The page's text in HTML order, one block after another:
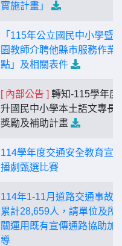
實施計畫」
「115年公立國民中小學暨
園教師介聘他縣市服務作業
點」及相關表件
[ 內部公告 ] 轉知-115學年度
升國民中小學本土語文專長
獎勵及補助計畫
114學年度交通安全教育宣
播劇甄選比賽
114年1-11月道路交通事故
累計28,659人，請單位及所
關運用既有宣傳通路協助加
導